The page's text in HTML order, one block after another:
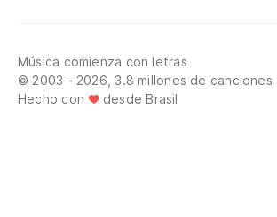
Música comienza con letras
© 2003 - 2026, 3.8 millones de canciones
Hecho con
desde Brasil